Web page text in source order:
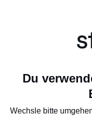
Du
Wechsle bitte